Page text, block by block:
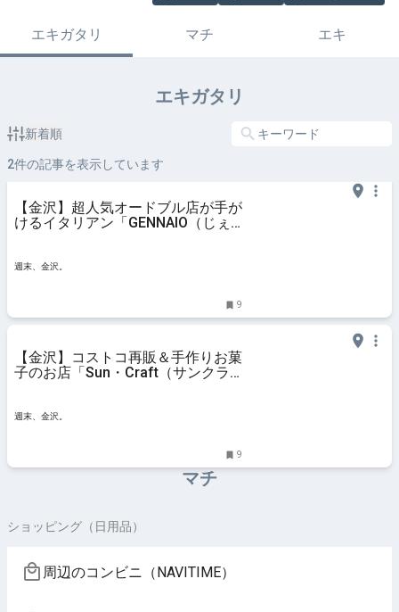
エキガタリ マチ エキ
エキガタリ
新着順
2件の記事を表示しています
【金沢】超人気オードブル店が手が
けるイタリアン「GENNAIO（じぇ
【NEW OPEN】 - 週末、金沢。
週末、金沢。
9
【金沢】コストコ再販＆手作りお菓
子のお店「Sun・Craft（サンクラ
末、金沢。
週末、金沢。
9
マチ
ショッピング（日用品）
周辺のコンビニ（NAVITIME）